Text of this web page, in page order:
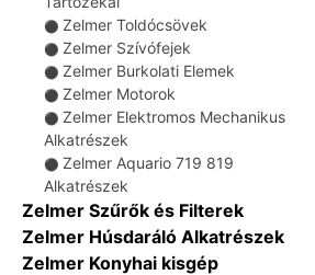
⚫ Zelmer Toldócsövek
⚫ Zelmer Szívófejek
⚫ Zelmer Burkolati Elemek
⚫ Zelmer Motorok
⚫ Zelmer Elektromos Mechanikus
Alkatrészek
⚫ Zelmer Aquario 719 819
Alkatrészek
Zelmer Szűrők és Filterek
Zelmer Húsdaráló Alkatrészek
Zelmer Konyhai kisgép